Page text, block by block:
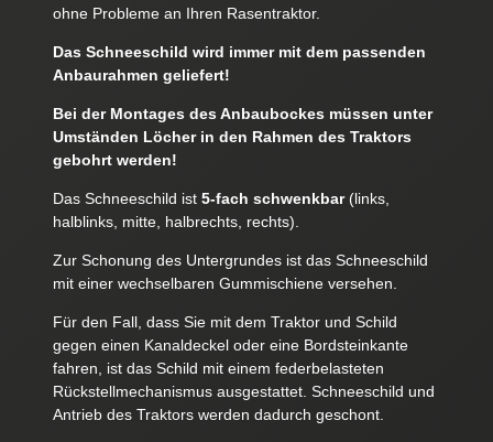
ohne Probleme an Ihren Rasentraktor.
Das Schneeschild wird immer mit dem passenden
Anbaurahmen geliefert!
Bei der Montages des Anbaubockes müssen unter
Umständen Löcher in den Rahmen des Traktors
gebohrt werden!
Das Schneeschild ist 5-fach schwenkbar(links,
halblinks, mitte, halbrechts, rechts).
Zur Schonung des Untergrundes ist das Schneeschild
mit einer wechselbaren Gummischiene versehen.
Für den Fall, dass Sie mit dem Traktor und Schild
gegen einen Kanaldeckel oder eine Bordsteinkante
fahren, ist das Schild mit einem federbelasteten
Rückstellmechanismus ausgestattet. Schneeschild und
Antrieb des Traktors werden dadurch geschont.